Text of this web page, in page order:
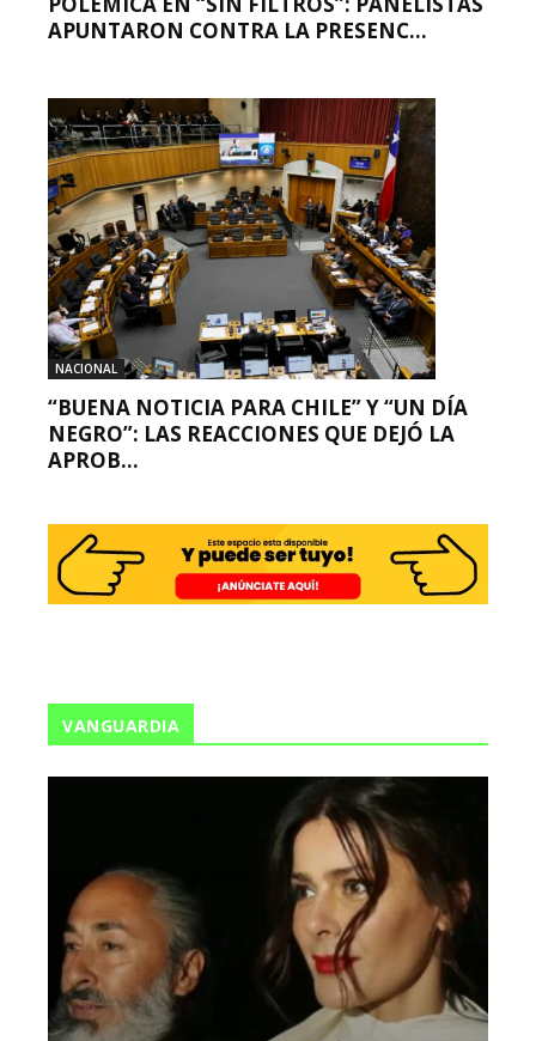
APUNTARON CONTRA LA PRESENC...
NACIONAL
“BUENA NOTICIA PARA CHILE” Y “UN DÍA
NEGRO”: LAS REACCIONES QUE DEJÓ LA
APROB...
VANGUARDIA